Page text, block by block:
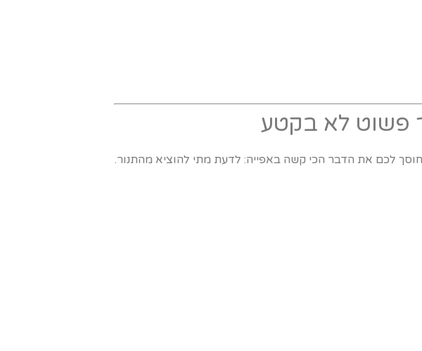
לכם את הדבר הכי קשה באפייה: לדעת מתי להוציא מהתנור.